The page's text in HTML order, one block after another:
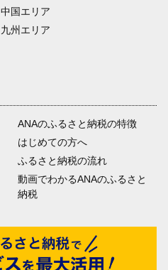
中国エリア
九州エリア
ANAのふるさと納税の特徴
はじめての方へ
ふるさと納税の流れ
動画でわかるANAのふるさと
納税